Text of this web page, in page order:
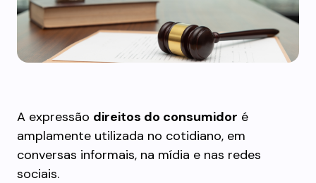
A expressão direitos do consumidor é
amplamente utilizada no cotidiano, em
conversas informais, na mídia e nas redes
sociais.